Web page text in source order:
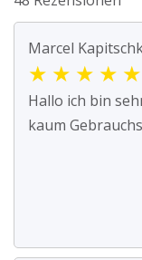
Marcel
★ ★ ★ ★ ★
Hallo ich bin
kaum